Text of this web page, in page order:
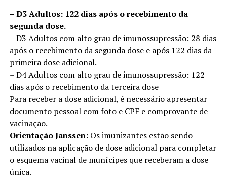
– D3 Adultos: 122 dias após o recebimento da
segunda dose.
– D3 Adultos com alto grau de imunossupressão: 28 dias
após o recebimento da segunda dose e após 122 dias da
primeira dose adicional.
– D4 Adultos com alto grau de imunossupressão: 122
dias após o recebimento da terceira dose
Para receber a dose adicional, é necessário apresentar
documento pessoal com foto e CPF e comprovante de
vacinação.
Orientação Janssen: Os imunizantes estão sendo
utilizados na aplicação de dose adicional para completar
o esquema vacinal de munícipes que receberam a dose
única.